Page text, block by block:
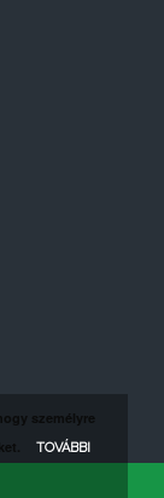
személyre
TOVÁBBI